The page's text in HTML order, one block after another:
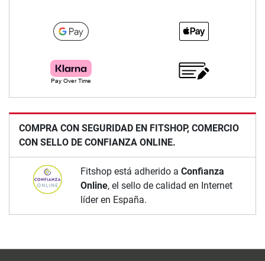
COMPRA CON SEGURIDAD EN FITSHOP, COMERCIO
CON SELLO DE CONFIANZA ONLINE.
Fitshop está adherido a Confianza
Online, el sello de calidad en Internet
líder en España.